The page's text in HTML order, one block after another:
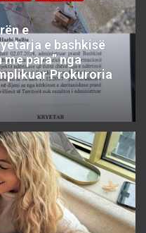
e
e bashkisë
para” nga
Prokuroria